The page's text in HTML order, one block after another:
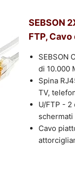
SEBSON
FTP, Cavo
SEBSON
di 10.000
Spina
TV,
U/FTP -
schermati
Cavo